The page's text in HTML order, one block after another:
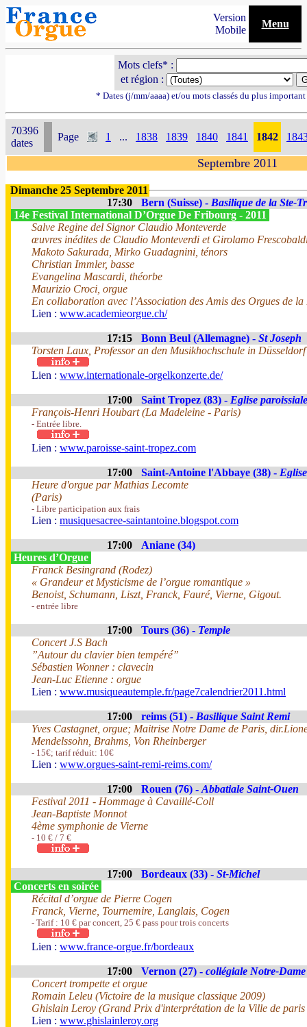
Version
Mobile
Menu
Mots clefs* :
et région :
* Dates (j/mm/aaaa) et/ou mots classés du plus
70396
dates
Page 1 ... 1838 1839 1840 1841 1842
Septembre 2011
Dimanche 25 Septembre 2011
17:30
Bern (Suisse) - Basilique de la Ste-
14e Festival International D’Orgue De Fribourg - 2011
Salve Regine del Signor Claudio Monteverde
œuvres inédites de Claudio Monteverdi et Girolamo
Makoto Sakurada, Mirko Guadagnini, ténors
Christian Immler, basse
Evangelina Mascardi, théorbe
Maurizio Croci, orgue
En collaboration avec l’Association des Amis des Orgues de
Lien : www.academieorgue.ch/
17:15 Bonn Beul (Allemagne) - St Joseph
Torsten Laux, Professor an den Musikhochschule in Düsseldorf
Lien : www.internationale-orgelkonzerte.de/
17:00 Saint Tropez (83) - Eglise paroissiale
François-Henri Houbart (La Madeleine - Paris)
- Entrée libre.
Lien : www.paroisse-saint-tropez.com
17:00 Saint-Antoine l'Abbaye (38) -
Heure d'orgue par Mathias Lecomte
(Paris)
- Libre participation aux frais
Lien : musiquesacree-saintantoine.blogspot.com
17:00
Aniane (34)
Heures d’Orgue
Franck Besingrand (Rodez)
« Grandeur et Mysticisme de l’orgue romantique »
Benoist, Schumann, Liszt, Franck, Fauré, Vierne, Gigout.
- entrée libre
17:00 Tours (36) - Temple
Concert J.S Bach
”Autour du clavier bien tempéré”
Sébastien Wonner : clavecin
Jean-Luc Etienne : orgue
Lien : www.musiqueautemple.fr/page7calendrier2011.html
17:00 reims (51) - Basilique Saint Remi
Yves Castagnet, orgue; Maitrise Notre Dame de Paris,
Mendelssohn, Brahms, Von Rheinberger
- 15€; tarif réduit: 10€
Lien : www.orgues-saint-remi-reims.com/
17:00 Rouen (76) - Abbatiale Saint-Ouen
Festival 2011 - Hommage à Cavaillé-Coll
Jean-Baptiste Monnot
4ème symphonie de Vierne
- 10 € / 7 €
17:00 Bordeaux (33) - St-Michel
Concerts en soirée
Récital d’orgue de Pierre Cogen
Franck, Vierne, Tournemire, Langlais, Cogen
- Tarif : 10 € par concert, 25 € pass pour trois concerts
Lien : www.france-orgue.fr/bordeaux
17:00 Vernon (27) - collégiale Notre-Dame
Concert trompette et orgue
Romain Leleu (Victoire de la musique classique 2009)
Ghislain Leroy (Grand Prix d'interprétation de la Ville de paris
Lien : www.ghislainleroy.org